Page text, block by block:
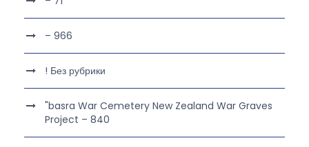
– 966
! Без рубрики
"basra War Cemetery New Zealand War Graves
Project – 840